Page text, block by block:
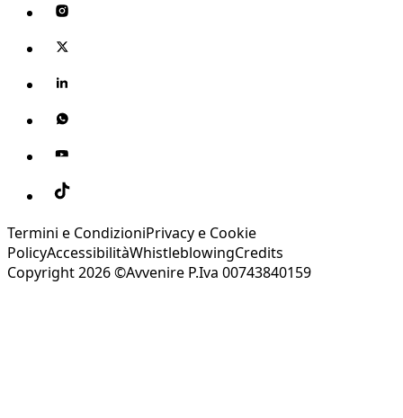
Termini e CondizioniPrivacy e Cookie
PolicyAccessibilitàWhistleblowingCredits
Copyright 2026 ©Avvenire P.Iva 00743840159